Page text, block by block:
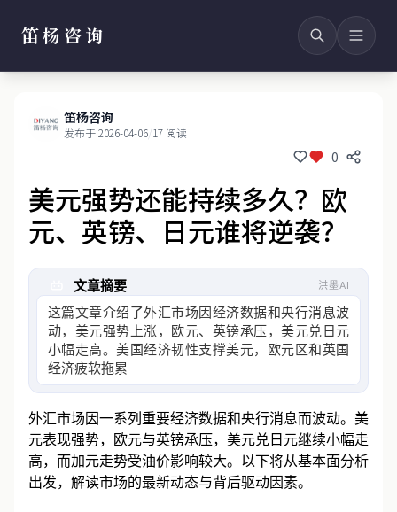
笛杨咨询
笛杨咨询
发布于 2026-04-06/17 阅读
0
美元强势还能持续多久？欧
元、英镑、日元谁将逆袭？
文章摘要 洪墨AI
这篇文章介绍了外汇市场因经济数据和央行消息波
动，美元强势上涨，欧元、英镑承压，美元兑日元
小幅走高。美国经济韧性支撑美元，欧元区和英国
经济疲软拖累汇价，日本央
外汇市场因一系列重要经济数据和央行消息而波动。美
元表现强势，欧元与英镑承压，美元兑日元继续小幅走
高，而加元走势受油价影响较大。以下将从基本面分析
出发，解读市场的最新动态与背后驱动因素。